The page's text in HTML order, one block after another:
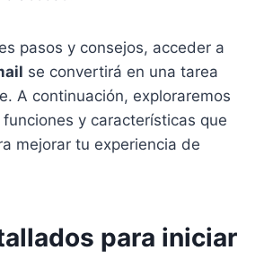
pasos y consejos, acceder a
se convertirá en una tarea
A continuación, exploraremos
y características que
mejorar tu experiencia de
para iniciar